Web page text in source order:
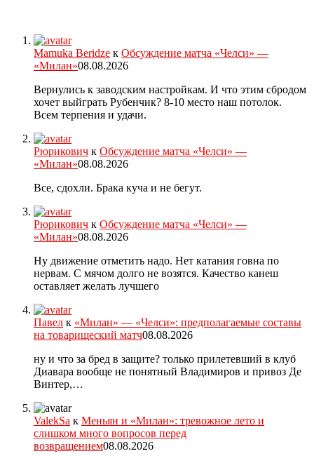
Mamuka Beridze к Обсуждение матча «Челси» —
«Милан»08.08.2026
Вернулись к заводским настройкам. И что этим сбродом
хочет выйграть Рубенчик? 8-10 место наш потолок.
Всем терпения и удачи.
Рюрикович к Обсуждение матча «Челси» —
«Милан»08.08.2026
Все, сдохли. Брака куча и не бегут.
Рюрикович к Обсуждение матча «Челси» —
«Милан»08.08.2026
Ну движение отметить надо. Нет катания говна по
нервам. С мячом долго не возятся. Качество канеш
оставляет желать лучшего
Павел к «Милан» — «Челси»: предполагаемые составы
на товарищеский матч08.08.2026
ну и что за бред в защите? только прилетевший в клуб
Диавара вообще не понятный Владимиров и привоз Де
Винтер,…
ValekSa к Меньян и «Милан»: тревожное лето и
слишком много вопросов перед
возвращением08.08.2026